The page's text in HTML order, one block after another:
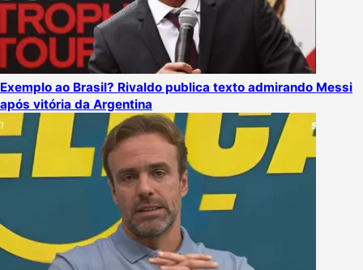
Exemplo ao Brasil? Rivaldo publica texto admirando Messi
após vitória da Argentina